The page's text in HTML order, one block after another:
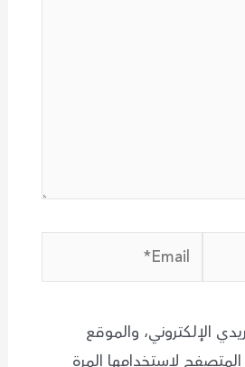
Email*
الإلكتروني، والموقع
لاستخدامها المرة